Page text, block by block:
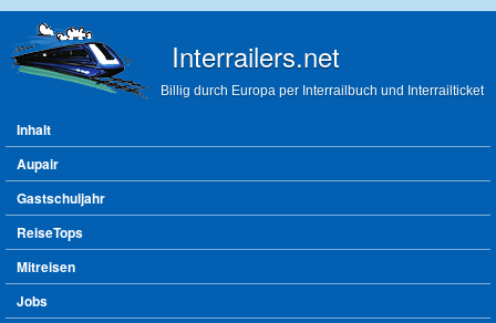
Interrailers.net
Billig durch Europa per Interrailbuch und Interrailticket
Hauptmenü
Inhalt
Aupair
Gastschuljahr
ReiseTops
Mitreisen
Jobs